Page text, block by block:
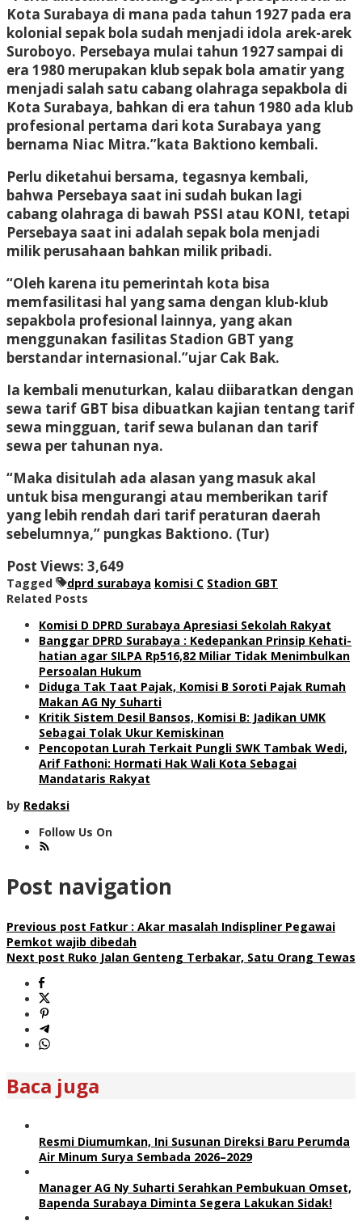
Kota Surabaya di mana pada tahun 1927 pada era
kolonial sepak bola sudah menjadi idola arek-arek
Suroboyo. Persebaya mulai tahun 1927 sampai di
era 1980 merupakan klub sepak bola amatir yang
menjadi salah satu cabang olahraga sepakbola di
Kota Surabaya, bahkan di era tahun 1980 ada klub
profesional pertama dari kota Surabaya yang
bernama Niac Mitra.”kata Baktiono kembali.
Perlu diketahui bersama, tegasnya kembali,
bahwa Persebaya saat ini sudah bukan lagi
cabang olahraga di bawah PSSI atau KONI, tetapi
Persebaya saat ini adalah sepak bola menjadi
milik perusahaan bahkan milik pribadi.
“Oleh karena itu pemerintah kota bisa
memfasilitasi hal yang sama dengan klub-klub
sepakbola profesional lainnya, yang akan
menggunakan fasilitas Stadion GBT yang
berstandar internasional.”ujar Cak Bak.
Ia kembali menuturkan, kalau diibaratkan dengan
sewa tarif GBT bisa dibuatkan kajian tentang tarif
sewa mingguan, tarif sewa bulanan dan tarif
sewa per tahunan nya.
“Maka disitulah ada alasan yang masuk akal
untuk bisa mengurangi atau memberikan tarif
yang lebih rendah dari tarif peraturan daerah
sebelumnya,” pungkas Baktiono. (Tur)
Post Views: 3,649
Tagged dprd surabaya komisi C Stadion GBT
Related Posts
Komisi D DPRD Surabaya Apresiasi Sekolah Rakyat
Banggar DPRD Surabaya : Kedepankan Prinsip Kehati-
hatian agar SILPA Rp516,82 Miliar Tidak Menimbulkan
Persoalan Hukum
Diduga Tak Taat Pajak, Komisi B Soroti Pajak Rumah
Makan AG Ny Suharti
Kritik Sistem Desil Bansos, Komisi B: Jadikan UMK
Sebagai Tolak Ukur Kemiskinan
Pencopotan Lurah Terkait Pungli SWK Tambak Wedi,
Arif Fathoni: Hormati Hak Wali Kota Sebagai
Mandataris Rakyat
by Redaksi
Follow Us On
Post navigation
Previous post Fatkur : Akar masalah Indispliner Pegawai
Pemkot wajib dibedah
Next post Ruko Jalan Genteng Terbakar, Satu Orang Tewas
Baca juga
Resmi Diumumkan, Ini Susunan Direksi Baru Perumda
Air Minum Surya Sembada 2026–2029
Manager AG Ny Suharti Serahkan Pembukuan Omset,
Bapenda Surabaya Diminta Segera Lakukan Sidak!